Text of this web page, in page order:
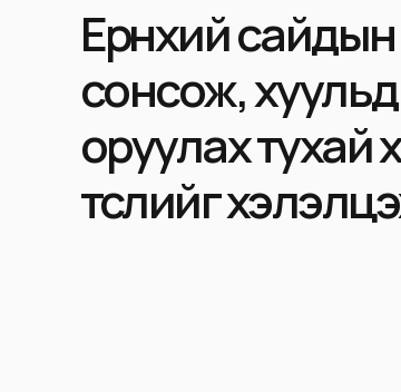
Ерөнхий
сонсож, хуульд
оруулах тухай
төслийг